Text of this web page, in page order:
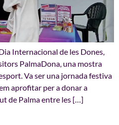
Internacional de les Dones,
PalmaDona, una mostra
Va ser una jornada festiva
aprofitar per a donar a
de Palma entre les […]